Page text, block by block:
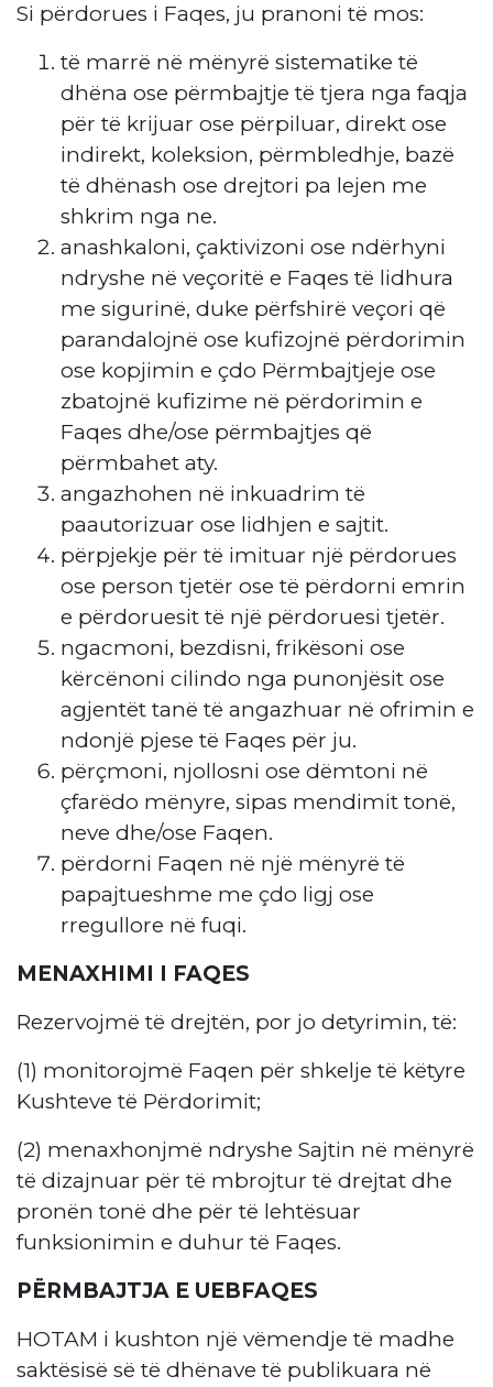
Si përdorues i Faqes, ju pranoni të mos:
të marrë në mënyrë sistematike të
dhëna ose përmbajtje të tjera nga faqja
për të krijuar ose përpiluar, direkt ose
indirekt, koleksion, përmbledhje, bazë
të dhënash ose drejtori pa lejen me
shkrim nga ne.
anashkaloni, çaktivizoni ose ndërhyni
ndryshe në veçoritë e Faqes të lidhura
me sigurinë, duke përfshirë veçori që
parandalojnë ose kufizojnë përdorimin
ose kopjimin e çdo Përmbajtjeje ose
zbatojnë kufizime në përdorimin e
Faqes dhe/ose përmbajtjes që
përmbahet aty.
angazhohen në inkuadrim të
paautorizuar ose lidhjen e sajtit.
përpjekje për të imituar një përdorues
ose person tjetër ose të përdorni emrin
e përdoruesit të një përdoruesi tjetër.
ngacmoni, bezdisni, frikësoni ose
kërcënoni cilindo nga punonjësit ose
agjentët tanë të angazhuar në ofrimin e
ndonjë pjese të Faqes për ju.
përçmoni, njollosni ose dëmtoni në
çfarëdo mënyre, sipas mendimit tonë,
neve dhe/ose Faqen.
përdorni Faqen në një mënyrë të
papajtueshme me çdo ligj ose
rregullore në fuqi.
MENAXHIMI I FAQES
Rezervojmë të drejtën, por jo detyrimin, të:
(1) monitorojmë Faqen për shkelje të këtyre
Kushteve të Përdorimit;
(2) menaxhonjmë ndryshe Sajtin në mënyrë
të dizajnuar për të mbrojtur të drejtat dhe
pronën tonë dhe për të lehtësuar
funksionimin e duhur të Faqes.
PËRMBAJTJA E UEBFAQES
HOTAM i kushton një vëmendje të madhe
saktësisë së të dhënave të publikuara në